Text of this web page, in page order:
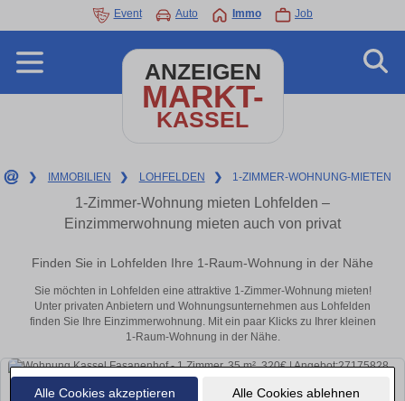
Alle Cookies akzeptieren Alle Cookies ablehnen
Event Auto Immo Job
ANZEIGEN
MARKT-
KASSEL
❯ IMMOBILIEN ❯ LOHFELDEN ❯ 1-ZIMMER-WOHNUNG-MIETEN
1-Zimmer-Wohnung mieten Lohfelden –
Einzimmerwohnung mieten auch von privat
Finden Sie in Lohfelden Ihre 1-Raum-Wohnung in der Nähe
Sie möchten in Lohfelden eine attraktive 1-Zimmer-Wohnung mieten!
Unter privaten Anbietern und Wohnungsunternehmen aus Lohfelden
finden Sie Ihre Einzimmerwohnung. Mit ein paar Klicks zu Ihrer kleinen
1-Raum-Wohnung in der Nähe.